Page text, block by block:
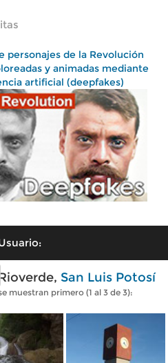
personajes de la Revolución
y animadas mediante
artificial (deepfakes)
San Luis Potosí
muestran primero (1 al 3 de 3):